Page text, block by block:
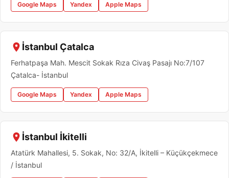
Google Maps Yandex Apple Maps
İstanbul Çatalca
Ferhatpaşa Mah. Mescit Sokak Rıza Civaş Pasajı No:7/107
Çatalca- İstanbul
Google Maps Yandex Apple Maps
İstanbul İkitelli
Atatürk Mahallesi, 5. Sokak, No: 32/A, İkitelli – Küçükçekmece
/ İstanbul